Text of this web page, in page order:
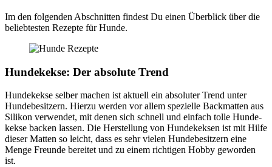
Im den fol­gen­den Abschnit­ten fin­dest Du einen Über­blick über die
belieb­tes­ten Rezep­te für Hun­de.
Hun­de­kek­se: Der abso­lu­te Trend
Hun­de­kek­se sel­ber machen ist aktu­ell ein abso­lu­ter Trend unter
Hun­de­be­sit­zern. Hier­zu wer­den vor allem spe­zi­el­le Back­mat­ten aus
Sili­kon ver­wen­det, mit denen sich schnell und ein­fach tol­le Hun­de­
kek­se backen las­sen. Die Her­stel­lung von Hun­de­kek­sen ist mit Hil­fe
die­ser Mat­ten so leicht, dass es sehr vie­len Hun­de­be­sit­zern eine
Men­ge Freun­de berei­tet und zu einem rich­ti­gen Hob­by gewor­den
ist.